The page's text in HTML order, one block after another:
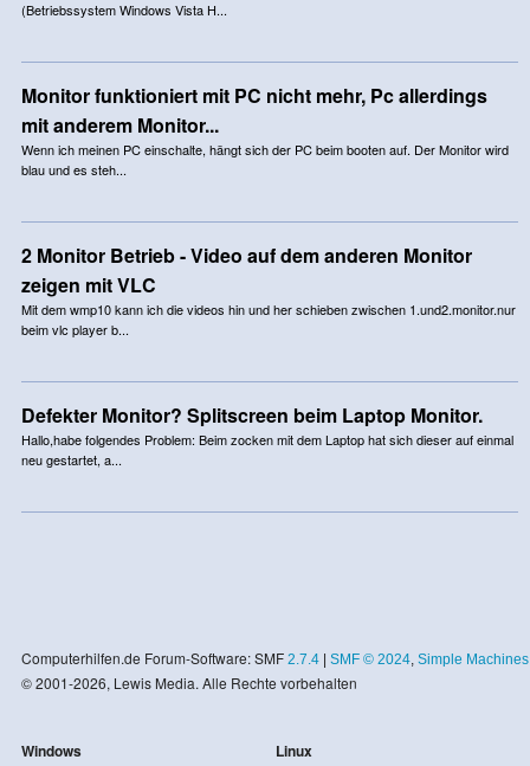
(Betriebssystem Windows Vista H...
Monitor funktioniert mit PC nicht mehr, Pc allerdings
mit anderem Monitor...
Wenn ich meinen PC einschalte, hängt sich der PC beim booten auf. Der Monitor wird
blau und es steh...
2 Monitor Betrieb - Video auf dem anderen Monitor
zeigen mit VLC
Mit dem wmp10 kann ich die videos hin und her schieben zwischen 1.und2.monitor.nur
beim vlc player b...
Defekter Monitor? Splitscreen beim Laptop Monitor.
Hallo,habe folgendes Problem: Beim zocken mit dem Laptop hat sich dieser auf einmal
neu gestartet, a...
Computerhilfen.de Forum-Software: SMF 2.7.4| SMF © 2024, Simple Machines
© 2001-2026, Lewis Media. Alle Rechte vorbehalten
Windows Linux